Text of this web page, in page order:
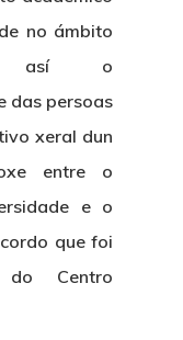
no ámbito
así o
das persoas
xeral dun
entre o
e o
que foi
do Centro